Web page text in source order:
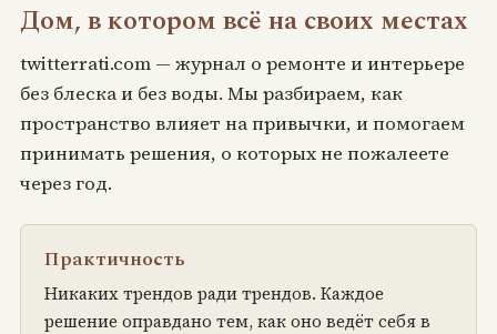
Дом, в котором всё на своих местах
twitterrati.com — журнал о ремонте и интерьере
без блеска и без воды. Мы разбираем, как
пространство влияет на привычки, и помогаем
принимать решения, о которых не пожалеете
через год.
Практичность
Никаких трендов ради трендов. Каждое
решение оправдано тем, как оно ведёт себя в